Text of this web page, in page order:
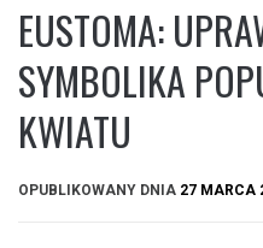
EUSTOMA:
SYMBOLIKA
KWIATU
OPUBLIKOWANY DNIA 27 MARCA